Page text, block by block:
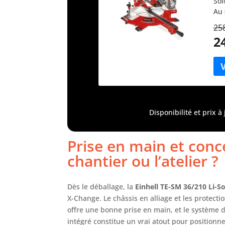
Au
Disponibilité et prix à
Prise en main et
chantier ou l’atelier ?
Dès le déballage, la Einhell TE-SM 36/210 Li-
X-Change. Le châssis en alliage et les
offre une bonne prise en main, et le système
intégré constitue un vrai atout pour